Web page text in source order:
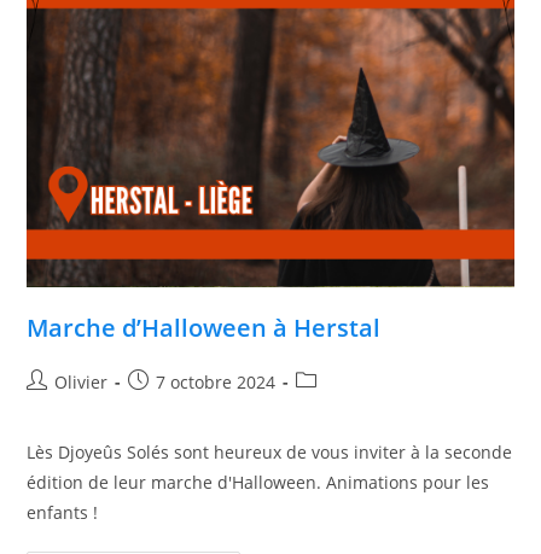
Marche d’Halloween à Herstal
Olivier 7 octobre 2024
Lès Djoyeûs Solés sont heureux de vous inviter à la seconde
édition de leur marche d'Halloween. Animations pour les
enfants !